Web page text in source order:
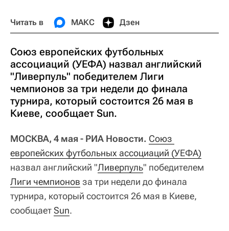
Читать в МАКС Дзен
Союз европейских футбольных
ассоциаций (УЕФА) назвал английский
"Ливерпуль" победителем Лиги
чемпионов за три недели до финала
турнира, который состоится 26 мая в
Киеве, сообщает Sun.
МОСКВА, 4 мая - РИА Новости. Союз
европейских футбольных ассоциаций (УЕФА)
назвал английский "Ливерпуль" победителем
Лиги чемпионов за три недели до финала
турнира, который состоится 26 мая в Киеве,
сообщаетSun.